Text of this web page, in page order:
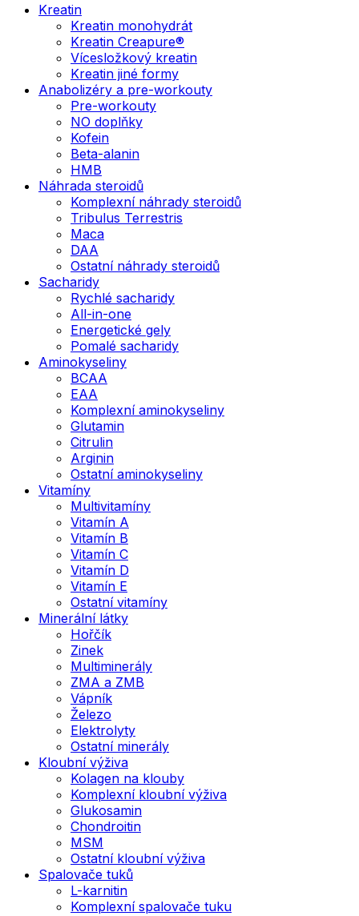
Kreatin
Kreatin monohydrát
Kreatin Creapure®
Vícesložkový kreatin
Kreatin jiné formy
Anabolizéry a pre-workouty
Pre-workouty
NO doplňky
Kofein
Beta-alanin
HMB
Náhrada steroidů
Komplexní náhrady steroidů
Tribulus Terrestris
Maca
DAA
Ostatní náhrady steroidů
Sacharidy
Rychlé sacharidy
All-in-one
Energetické gely
Pomalé sacharidy
Aminokyseliny
BCAA
EAA
Komplexní aminokyseliny
Glutamin
Citrulin
Arginin
Ostatní aminokyseliny
Vitamíny
Multivitamíny
Vitamín A
Vitamín B
Vitamín C
Vitamín D
Vitamín E
Ostatní vitamíny
Minerální látky
Hořčík
Zinek
Multiminerály
ZMA a ZMB
Vápník
Železo
Elektrolyty
Ostatní minerály
Kloubní výživa
Kolagen na klouby
Komplexní kloubní výživa
Glukosamin
Chondroitin
MSM
Ostatní kloubní výživa
Spalovače tuků
L-karnitin
Komplexní spalovače tuku